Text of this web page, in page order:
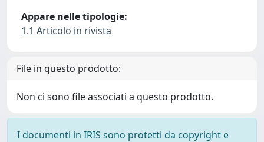
Appare nelle tipologie:
1.1 Articolo in rivista
File in questo prodotto:
Non ci sono file associati a questo prodotto.
I documenti in IRIS sono protetti da copyright e